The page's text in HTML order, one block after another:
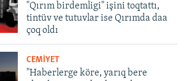
"Qırım birdemligi" işini toqtattı,
tintüv ve tutuvlar ise Qırımda daa
çoq oldı
CEMİYET
"Haberlerge köre, yarıq bere